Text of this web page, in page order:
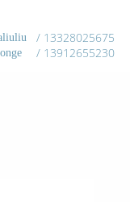
/ 13328025675
/ 13912655230